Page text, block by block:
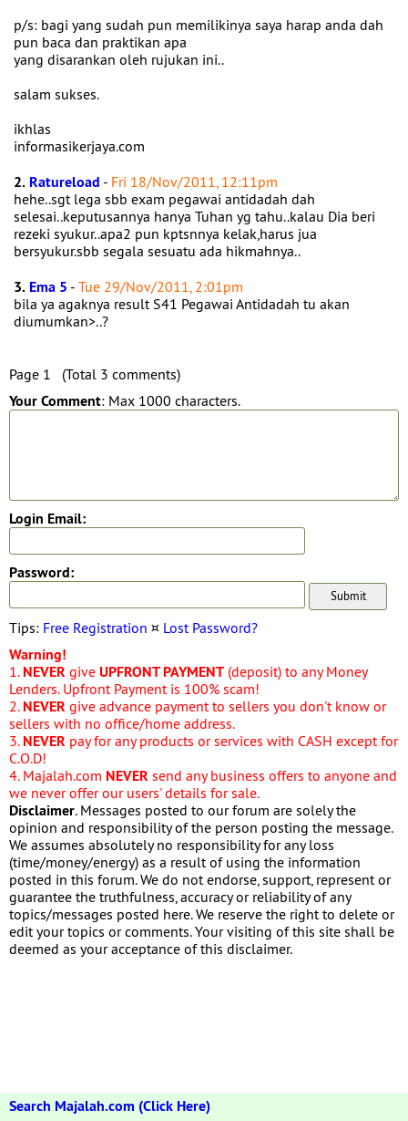
p/s: bagi yang sudah pun memilikinya saya harap anda dah
pun baca dan praktikan apa
yang disarankan oleh rujukan ini..
salam sukses.
ikhlas
informasikerjaya.com
2. Ratureload - Fri 18/Nov/2011, 12:11pm
hehe..sgt lega sbb exam pegawai antidadah dah
selesai..keputusannya hanya Tuhan yg tahu..kalau Dia beri
rezeki syukur..apa2 pun kptsnnya kelak,harus jua
bersyukur.sbb segala sesuatu ada hikmahnya..
3. Ema 5 - Tue 29/Nov/2011, 2:01pm
bila ya agaknya result S41 Pegawai Antidadah tu akan
diumumkan>..?
Page 1 (Total 3 comments)
Your Comment: Max 1000 characters.
Login Email:
Password:
Tips: Free Registration ¤ Lost Password?
Warning!
1. NEVER give UPFRONT PAYMENT (deposit) to any Money
Lenders. Upfront Payment is 100% scam!
2. NEVER give advance payment to sellers you don't know or
sellers with no office/home address.
3. NEVER pay for any products or services with CASH except for
C.O.D!
4. Majalah.com NEVER send any business offers to anyone and
we never offer our users' details for sale.
Disclaimer. Messages posted to our forum are solely the
opinion and responsibility of the person posting the message.
We assumes absolutely no responsibility for any loss
(time/money/energy) as a result of using the information
posted in this forum. We do not endorse, support, represent or
guarantee the truthfulness, accuracy or reliability of any
topics/messages posted here. We reserve the right to delete or
edit your topics or comments. Your visiting of this site shall be
deemed as your acceptance of this disclaimer.
Search Majalah.com (Click Here)